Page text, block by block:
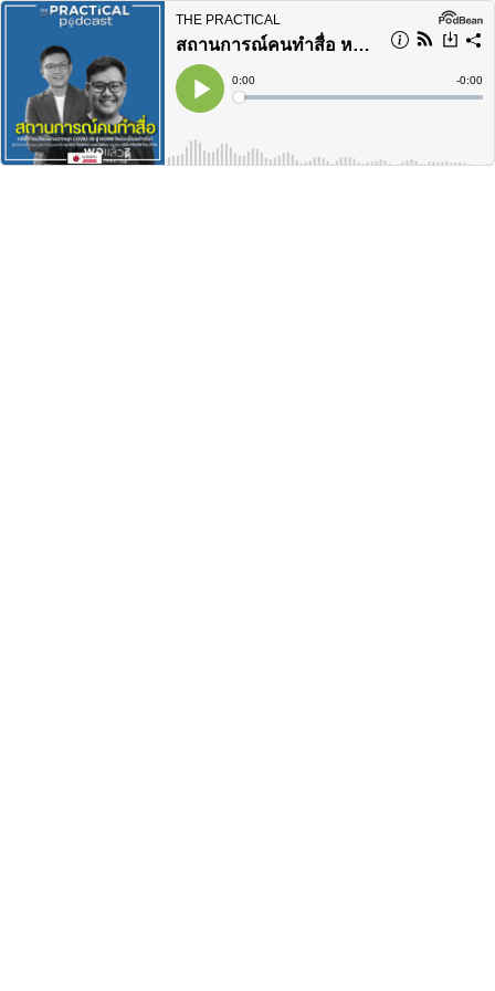
THE PRACTICAL
สถานการณ์คนทำสื่อ หลังจบโควิด19 จะเป็นอย่างไร?
Play
Current
Time
0:00
Loaded:
Time
-0:00